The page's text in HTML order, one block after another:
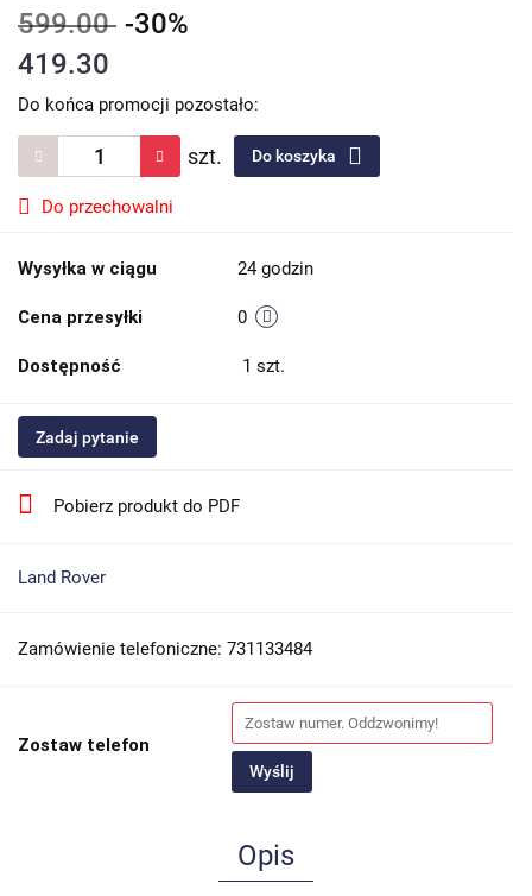
599.00 -30%
419.30
Do końca promocji pozostało:
szt. Do koszyka
Do przechowalni
Wysyłka w ciągu 24 godzin
Cena przesyłki 0
Dostępność 1 szt.
Zadaj pytanie
Pobierz produkt do PDF
Land Rover
Zamówienie telefoniczne: 731133484
Zostaw telefon
Wyślij
Opis